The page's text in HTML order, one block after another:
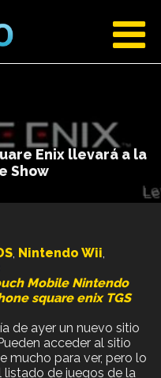
Enix llevará a la
Show
Nintendo Wii
Mobile Nintendo
square enix TGS
de ayer un nuevo sitio
acceder al sitio
mucho para ver, pero lo
listado de juegos de la